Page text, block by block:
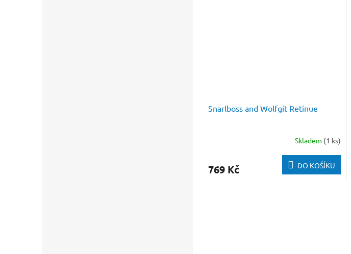
Snarlboss and Wolfgit Retinue
Skladem (1 ks)
769 Kč DO KOŠÍKU